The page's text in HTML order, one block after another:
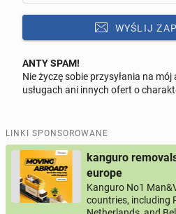
WYŚLIJ
Odpowiedz na ofertę tego
ANTY SPAM!
Nie życzę sobie przysyłania na
usługach ani innych ofert o
LINKI SPONSOROWANE
kanguro
europe
Kanguro No1
countries, including